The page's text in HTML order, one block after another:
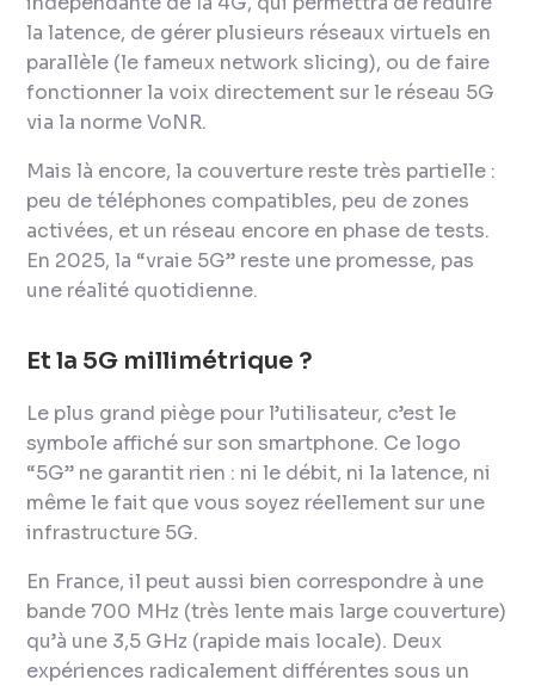
la latence, de gérer plusieurs réseaux virtuels en
parallèle (le fameux network slicing), ou de faire
fonctionner la voix directement sur le réseau 5G
via la norme VoNR.
Mais là encore, la couverture reste très partielle :
peu de téléphones compatibles, peu de zones
activées, et un réseau encore en phase de tests.
En 2025, la “vraie 5G” reste une promesse, pas
une réalité quotidienne.
Et la 5G millimétrique ?
Le plus grand piège pour l’utilisateur, c’est le
symbole affiché sur son smartphone. Ce logo
“5G” ne garantit rien : ni le débit, ni la latence, ni
même le fait que vous soyez réellement sur une
infrastructure 5G.
En France, il peut aussi bien correspondre à une
bande 700 MHz (très lente mais large couverture)
qu’à une 3,5 GHz (rapide mais locale). Deux
expériences radicalement différentes sous un